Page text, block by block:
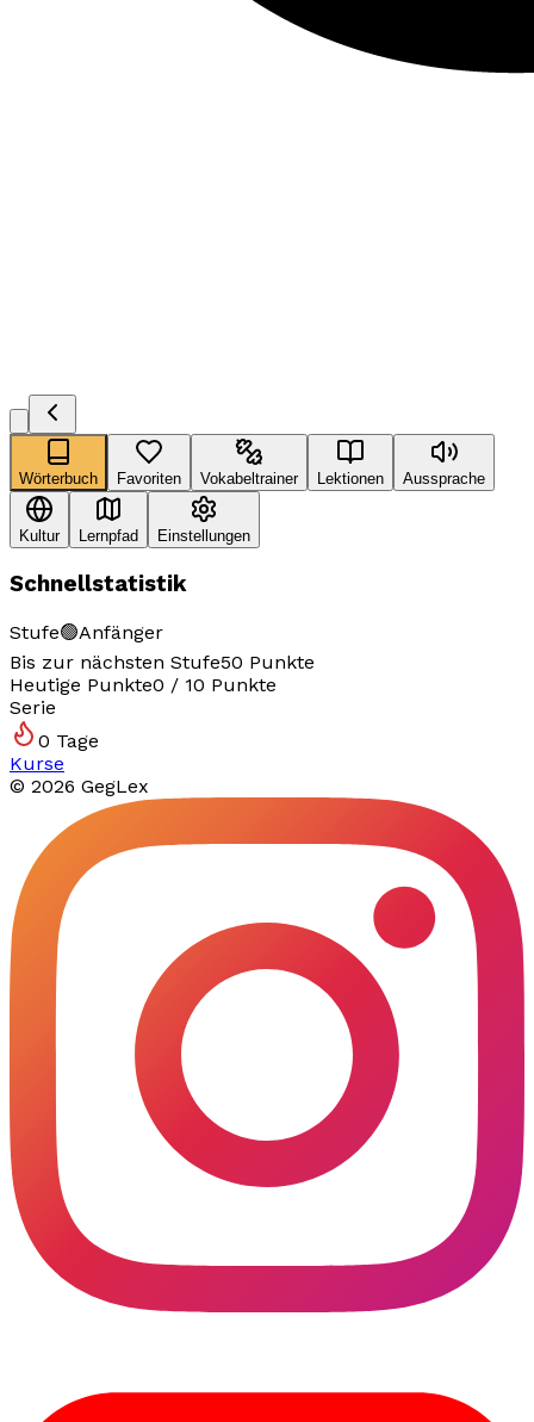
Wörterbuch Favoriten Vokabeltrainer Lektionen Aussprache
Kultur Lernpfad Einstellungen
Schnellstatistik
Stufe🟢Anfänger
Bis zur nächsten Stufe50 Punkte
Heutige Punkte0 / 10 Punkte
Serie
0 Tage
Kurse
© 2026 GegLex